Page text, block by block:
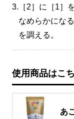
3. ［2］に［1］
なめらかにな
を調える。
使用商品はこ
あ